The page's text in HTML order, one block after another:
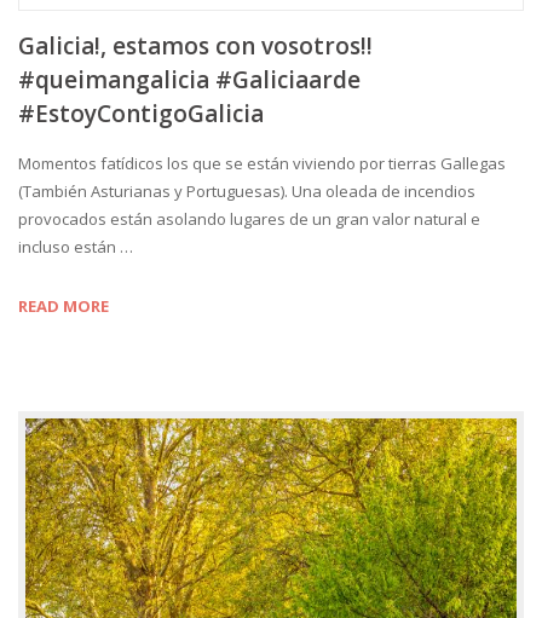
Galicia!, estamos con vosotros!!
#queimangalicia #Galiciaarde
#EstoyContigoGalicia
Momentos fatídicos los que se están viviendo por tierras Gallegas
(También Asturianas y Portuguesas). Una oleada de incendios
provocados están asolando lugares de un gran valor natural e
incluso están …
READ MORE